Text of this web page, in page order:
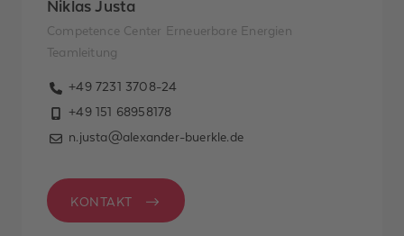
Niklas Justa
Competence Center Erneuerbare Energien
Teamleitung
+49 7231 3708-24
+49 151 68958178
n.justa@alexander-buerkle.de
KONTAKT